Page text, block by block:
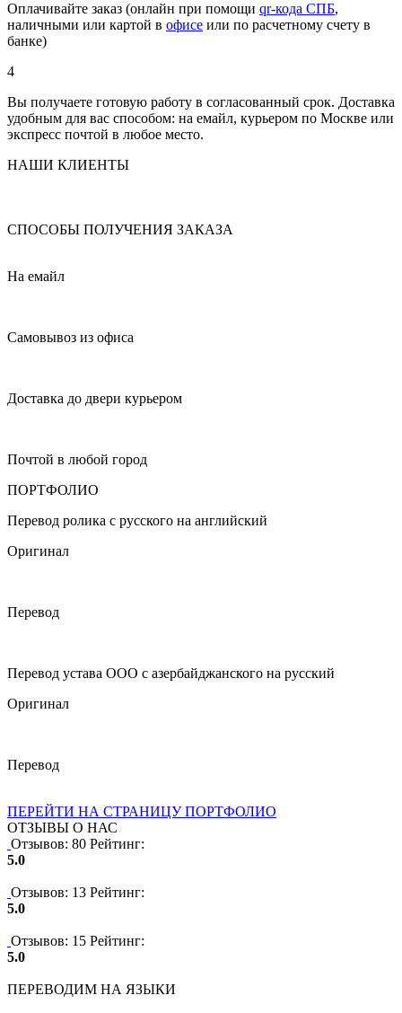
Оплачивайте заказ (онлайн при помощи qr-кода СПБ,
наличными или картой в офисе или по расчетному счету в
банке)
4
Вы получаете готовую работу в согласованный срок. Доставка
удобным для вас способом: на емайл, курьером по Москве или
экспресс почтой в любое место.
НАШИ КЛИЕНТЫ
СПОСОБЫ ПОЛУЧЕНИЯ ЗАКАЗА
На емайл
Самовывоз из офиса
Доставка до двери курьером
Почтой в любой город
ПОРТФОЛИО
Перевод ролика с русского на английский
Оригинал
Перевод
Перевод устава ООО с азербайджанского на русский
Оригинал
Перевод
ПЕРЕЙТИ НА СТРАНИЦУ ПОРТФОЛИО
ОТЗЫВЫ О НАС
Отзывов: 80 Рейтинг:
5.0
Отзывов: 13 Рейтинг:
5.0
Отзывов: 15 Рейтинг:
5.0
ПЕРЕВОДИМ НА ЯЗЫКИ